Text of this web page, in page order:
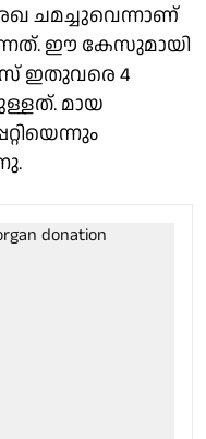
രേഖ ചമച്ചുവെന്നാണ്
ഈ കേസുമായി
ഇതുവരെ 4
മായ